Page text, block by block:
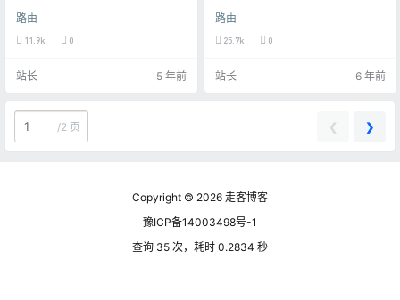
后访问光猫的管理地址(缺点:不方便,
不过咱们大部分时间不需要动光猫)
改过桥接的光猫都默认关闭了无线)
今天呢和大家说下第三种方法,也比
较简单,不需要动线,用原有的架构 我
们打开爱快的后台,找到wan口-选择
基于物理网卡的混合模式 这个地方,
静态IP写同P…
路由
11.9k 0
站长 5 年前
L8150/8152/8153/8156,AX88179/
8817x(网口紧张的可以整上你们的u
新增网络设置--NAT规则(代替NAT
转发) 4. L2TP客户端--支持间隔重
拨 5. PPTP客户端--支持间隔重拨
路由
25.7k 0
站长 6 年前
/2 页 ❮ ❯
Copyright © 2026 走客博客
豫ICP备14003498号-1
查询 35 次，耗时 0.2834 秒